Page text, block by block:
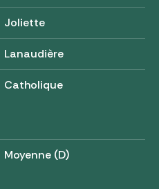
Joliette
Lanaudière
Catholique
Moyenne (D)